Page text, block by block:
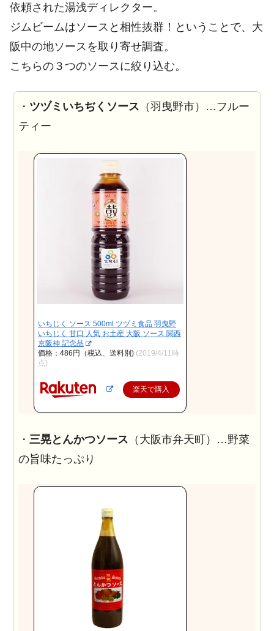
依頼された湯浅ディレクター。
ジムビームはソースと相性抜群！ということで、大
阪中の地ソースを取り寄せ調査。
こちらの３つのソースに絞り込む。
・ ツヅミいちぢくソース （羽曳野市）…フルー
ティー
いちじく ソース 500ml ツヅミ食品 羽曳野
いちじく 甘口 人気 お土産 大阪 ソース 関西
京阪神 記念品
価格：486円（税込、送料別) (2019/4/11時
点)
楽天で購入
・ 三晃とんかつソース （大阪市弁天町）…野菜
の旨味たっぷり